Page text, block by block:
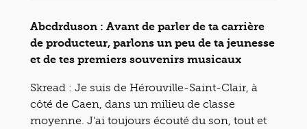
Abcdrduson : Avant de parler de ta carrière
de producteur, parlons un peu de ta jeunesse
et de tes premiers souvenirs musicaux
Skread : Je suis de Hérouville-Saint-Clair, à
côté de Caen, dans un milieu de classe
moyenne. J’ai toujours écouté du son, tout et